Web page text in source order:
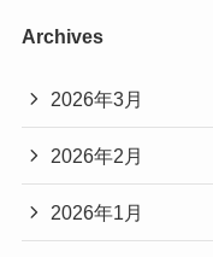
Archives
2026年3月
2026年2月
2026年1月